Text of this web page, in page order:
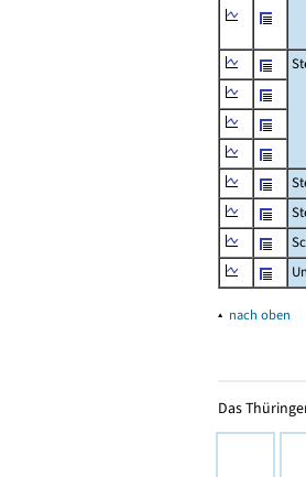
▴ nach oben
Das